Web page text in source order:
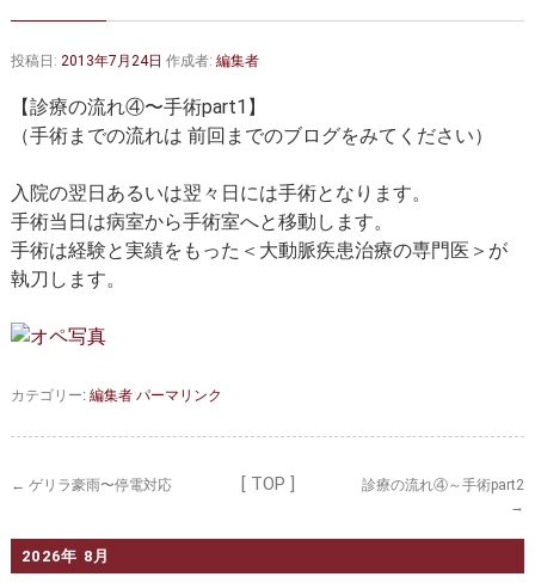
何歳まで手術は可能か？ インフォームドコンセント
大動脈瘤について 詳細編
胸部大動脈瘤 胸腹部大動脈瘤
腹部大動脈瘤 大動脈解離
ステントグラフトによる治療 年齢・余病
マルファン症候群
診察をご希望の方へ
大動脈瘤を指摘されたら？
遠方から来院される方は？ 外来予約について
セカンドオピニオン 治療費について
都道府県別紹介病院
投稿日: 2013年7月24日 作成者: 編集者
【診療の流れ④〜手術part1】
（手術までの流れは 前回までのブログをみてください）
入院の翌日あるいは翌々日には手術となります。
手術当日は病室から手術室へと移動します。
手術は経験と実績をもった＜大動脈疾患治療の専門医＞が
執刀します。
カテゴリー:編集者パーマリンク
← ゲリラ豪雨〜停電対応 [ TOP ]
診療の流れ④～手術part2
→
2026年 8月